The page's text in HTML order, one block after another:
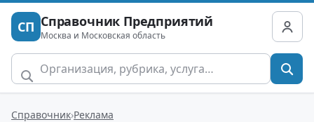
СП Справочник Предприятий
Москва и Московская область
Справочник Реклама